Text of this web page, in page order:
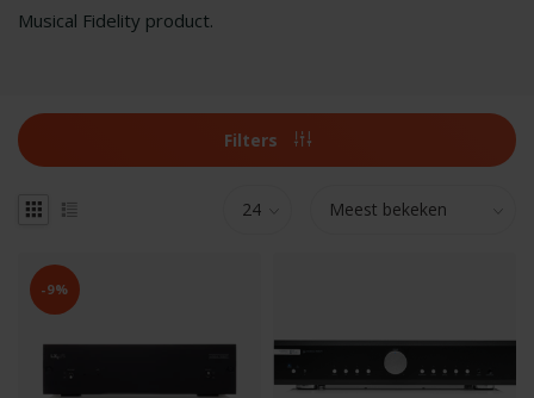
Musical Fidelity product.
Filters
-9%